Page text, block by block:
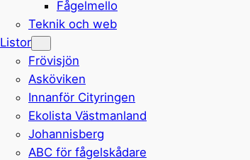
Fågelmello
Teknik och web
Listor
Frövisjön
Asköviken
Innanför Cityringen
Ekolista Västmanland
Johannisberg
ABC för fågelskådare